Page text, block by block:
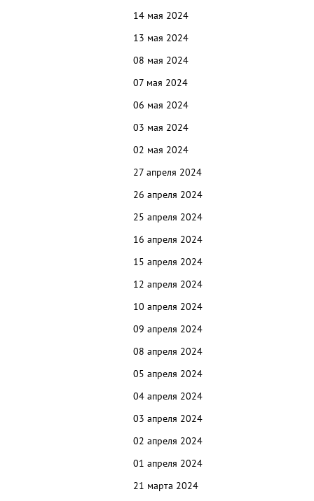
14 мая 2024
13 мая 2024
08 мая 2024
07 мая 2024
06 мая 2024
03 мая 2024
02 мая 2024
27 апреля 2024
26 апреля 2024
25 апреля 2024
16 апреля 2024
15 апреля 2024
12 апреля 2024
10 апреля 2024
09 апреля 2024
08 апреля 2024
05 апреля 2024
04 апреля 2024
03 апреля 2024
02 апреля 2024
01 апреля 2024
21 марта 2024